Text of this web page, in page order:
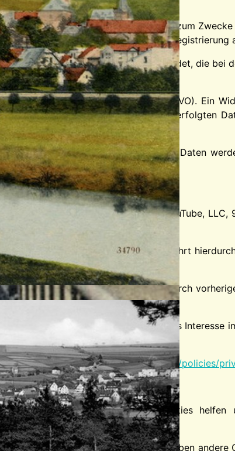
Daten dienen ausschließlich zum
Andernfalls werden wir die Registrierung
E-Mail wird an die Adresse versendet, die bei
Einwilligung (Art. 6 Abs. 1 lit. a DSGVO). Ein
Die Rechtmäßigkeit der bereits erfolgten
Website registriert sind. Ihren Daten
Anbieter des Videoportals ist die YouTube, LLC,
YouTube hergestellt. YouTube erfährt
YouTube Konto eingeloggt sein. Durch
Angebote. Dies stellt ein berechtigtes Interesse
unter:https://www.google.de/intl/de/policies/
Ihrem Endgerät speichert. Cookies helfen
von selbst gelöscht. Hingegen bleiben andere